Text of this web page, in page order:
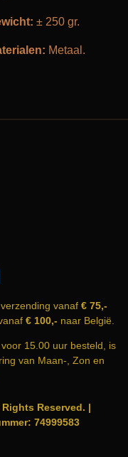
± 250 gr.
Metaal.
vanaf€ 75,-
€ 100,- naar België.
15.00 uur besteld, is
van Maan-, Zon en
Reserved. |
74999583